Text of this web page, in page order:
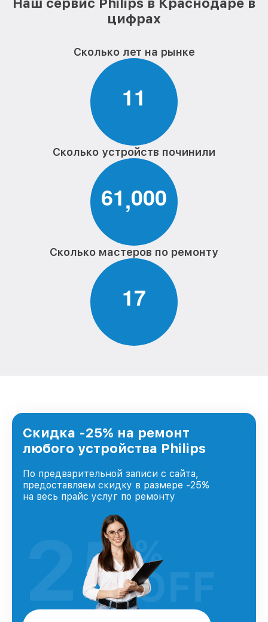
цифрах
Сколько лет на рынке
11
Сколько устройств починили
61,000
Сколько мастеров по ремонту
17
Скидка -25% на ремонт
любого устройства Philips
По предварительной записи с сайта,
предоставляем скидку в размере -25%
на весь прайс услуг по ремонту
25%
OFF